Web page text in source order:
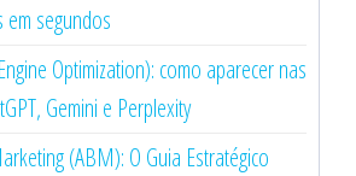
segundos
Optimization): como aparecer nas
Gemini e Perplexity
(ABM): O Guia Estratégico